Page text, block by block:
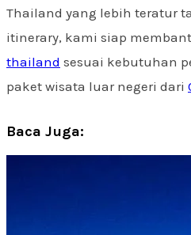
Thailand yang lebih teratur
itinerary, kami siap
thailand sesuai kebutuhan
paket wisata luar negeri dari
Baca Juga: